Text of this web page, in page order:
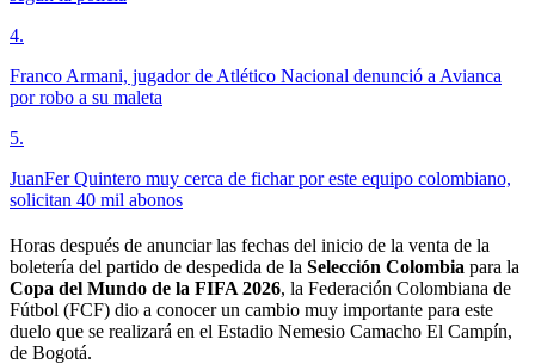
4.
Franco Armani, jugador de Atlético Nacional denunció a Avianca
por robo a su maleta
5.
JuanFer Quintero muy cerca de fichar por este equipo colombiano,
solicitan 40 mil abonos
Horas después de anunciar las fechas del inicio de la venta de la
boletería del partido de despedida de la Selección Colombia para la
Copa del Mundo de la FIFA 2026, la Federación Colombiana de
Fútbol (FCF) dio a conocer un cambio muy importante para este
duelo que se realizará en el Estadio Nemesio Camacho El Campín,
de Bogotá.